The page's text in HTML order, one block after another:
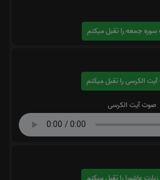
صوت آیت الکرسی